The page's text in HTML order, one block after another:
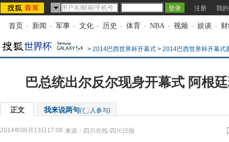
注册 我
首页 - 新闻 - 军事 - 文化 - 历史 - 体育 - NBA - 视频 - 娱谈 -
> 2014巴西世界杯开幕式 > 2014巴西世界杯开幕式
巴总统出尔反尔现身开幕式 阿根
正文 我来说两句( 人参与)
2014年06月13日17:08 来源： 四川在线-四川日报